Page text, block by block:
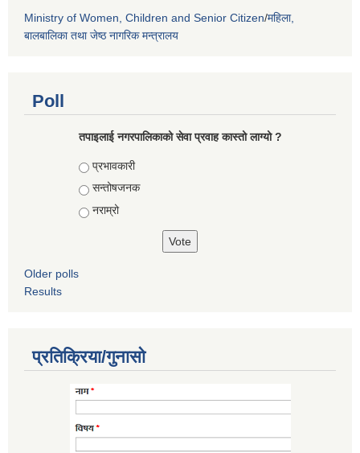
Ministry of Women, Children and Senior Citizen/महिला,
बालबालिका तथा जेष्ठ नागरिक मन्त्रालय
Poll
तपाइलाई नगरपालिकाको सेवा प्रवाह कास्तो लाग्यो ?
Choices
प्रभावकारी
सन्तोषजनक
नराम्रो
Older polls
Results
प्रतिक्रिया/गुनासो